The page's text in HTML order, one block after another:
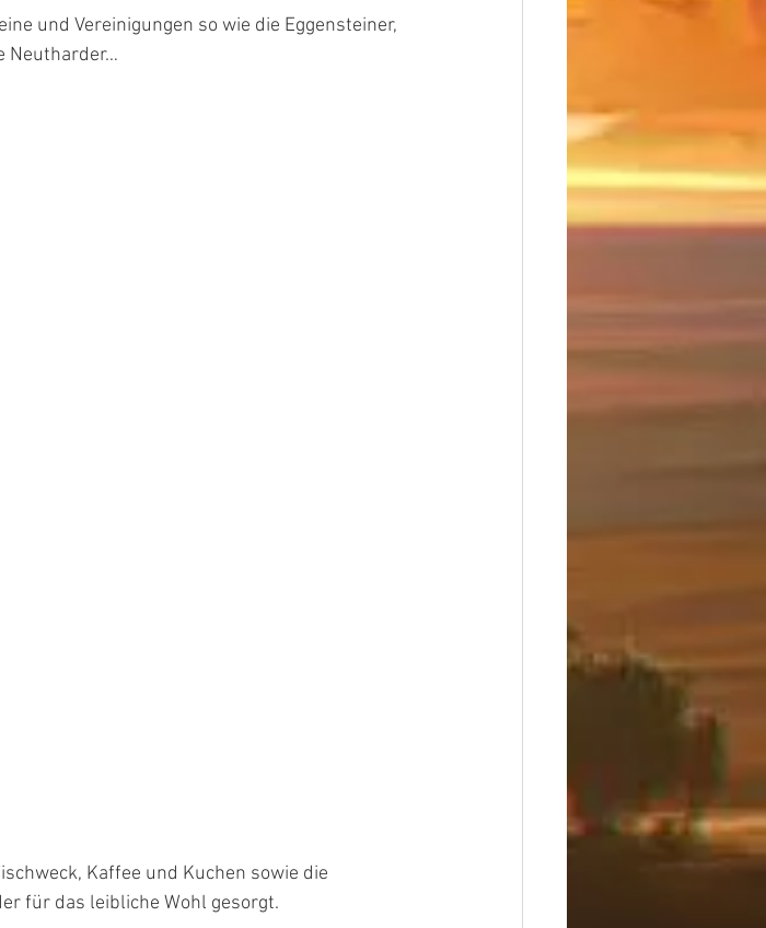
und Vereinigungen so wie die Eggensteiner,
Neutharder…
Kaffee und Kuchen sowie die
für das leibliche Wohl gesorgt.